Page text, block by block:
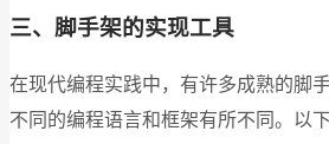
三、脚手架的实现工具
在现代编程实践中，有许多成熟的脚
不同的编程语言和框架有所不同。以